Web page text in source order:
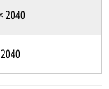
2040 × 600 × 2000
2040 × 600 × 915